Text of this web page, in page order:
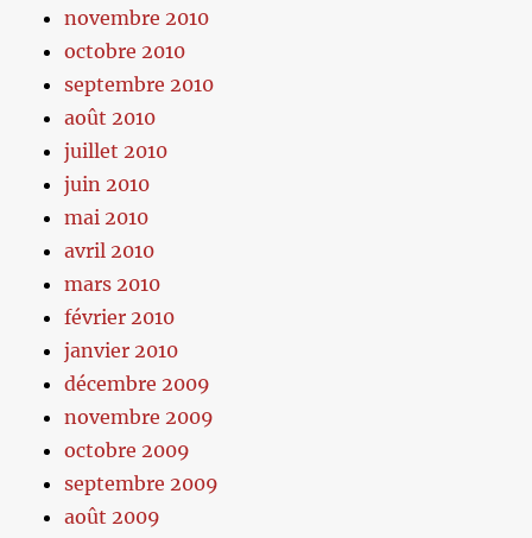
novembre 2010
octobre 2010
septembre 2010
août 2010
juillet 2010
juin 2010
mai 2010
avril 2010
mars 2010
février 2010
janvier 2010
décembre 2009
novembre 2009
octobre 2009
septembre 2009
août 2009